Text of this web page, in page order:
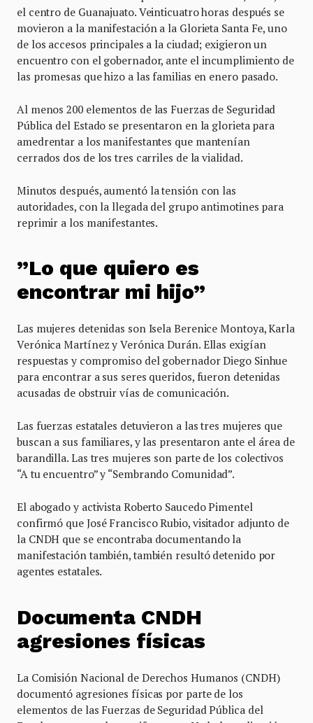
el centro de Guanajuato. Veinticuatro horas después se
movieron a la manifestación a la Glorieta Santa Fe, uno
de los accesos principales a la ciudad; exigieron un
encuentro con el gobernador, ante el incumplimiento de
las promesas que hizo a las familias en enero pasado.
Al menos 200 elementos de las Fuerzas de Seguridad
Pública del Estado se presentaron en la glorieta para
amedrentar a los manifestantes que mantenían
cerrados dos de los tres carriles de la vialidad.
Minutos después, aumentó la tensión con las
autoridades, con la llegada del grupo antimotines para
reprimir a los manifestantes.
”Lo que quiero es
encontrar mi hijo”
Las mujeres detenidas son Isela Berenice Montoya, Karla
Verónica Martínez y Verónica Durán. Ellas exigían
respuestas y compromiso del gobernador Diego Sinhue
para encontrar a sus seres queridos, fueron detenidas
acusadas de obstruir vías de comunicación.
Las fuerzas estatales detuvieron a las tres mujeres que
buscan a sus familiares, y las presentaron ante el área de
barandilla. Las tres mujeres son parte de los colectivos
“A tu encuentro” y “Sembrando Comunidad”.
El abogado y activista Roberto Saucedo Pimentel
confirmó que José Francisco Rubio, visitador adjunto de
la CNDH que se encontraba documentando la
manifestación también, también resultó detenido por
agentes estatales.
Documenta CNDH
agresiones físicas
La Comisión Nacional de Derechos Humanos (CNDH)
documentó agresiones físicas por parte de los
elementos de las Fuerzas de Seguridad Pública del